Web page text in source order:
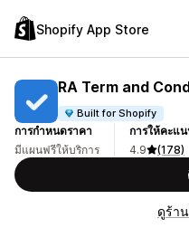
Shopify App Store
RA Term and
Built for Shopify
การกำหนดราคา
มีแผนฟรีให้บริการ
การให้คะแ
4.9
(178)
ดูร้า